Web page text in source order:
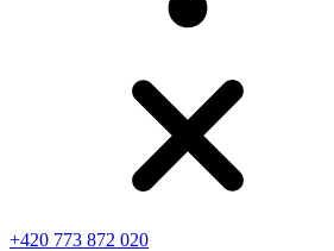
+420 773 872 020